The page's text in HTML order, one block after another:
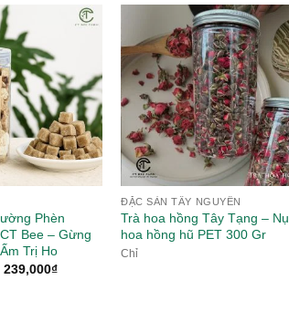
Phèn
Bee – Gừng
Trị Ho
Giá
239,000₫Giá
ĐẶC SẢN TÂY NGUYÊN
Trà hoa hồng Tây Tạng – Nụ
hoa hồng hũ PET 300 Gr
Chỉ